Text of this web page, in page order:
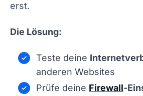
erst.
Die Lösung:
Teste deine
anderen Websites
Prüfe deine Firewall-